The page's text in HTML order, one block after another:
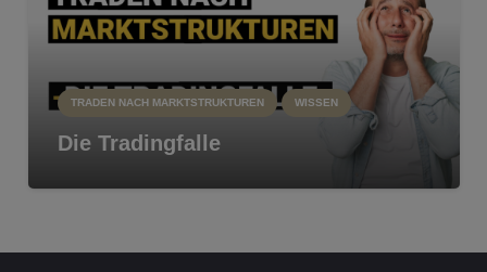
TRADEN NACH MARKTSTRUKTUREN WISSEN
Die Tradingfalle